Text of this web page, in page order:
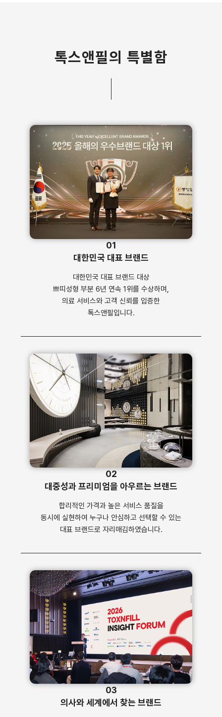
톡스앤필의 특별함
01
대한민국 대표 브랜드
대한민국 대표 브랜드 대상
쁘띠성형 부분 6년 연속 1위를 수상하며,
의료 서비스와 고객 신뢰를 입증한
톡스앤필입니다.
02
대중성과 프리미엄을 아우르는 브랜드
합리적인 가격과 높은 서비스 품질을
동시에 실현하여 누구나 안심하고 선택할 수 있는
대표 브랜드로 자리매김하였습니다.
03
의사와 세계에서 찾는 브랜드